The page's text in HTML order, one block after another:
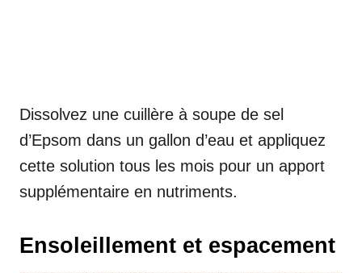
Dissolvez une cuillère à soupe de sel
d’Epsom dans un gallon d’eau et appliquez
cette solution tous les mois pour un apport
supplémentaire en nutriments.
Ensoleillement et espacement